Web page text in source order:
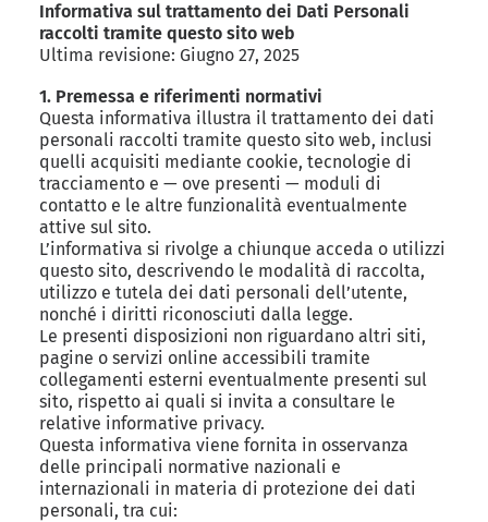
Informativa sul trattamento dei Dati Personali
raccolti tramite questo sito web
Ultima revisione: Giugno 27, 2025
1. Premessa e riferimenti normativi
Questa informativa illustra il trattamento dei dati
personali raccolti tramite questo sito web, inclusi
quelli acquisiti mediante cookie, tecnologie di
tracciamento e — ove presenti — moduli di
contatto e le altre funzionalità eventualmente
attive sul sito.
L’informativa si rivolge a chiunque acceda o utilizzi
questo sito, descrivendo le modalità di raccolta,
utilizzo e tutela dei dati personali dell’utente,
nonché i diritti riconosciuti dalla legge.
Le presenti disposizioni non riguardano altri siti,
pagine o servizi online accessibili tramite
collegamenti esterni eventualmente presenti sul
sito, rispetto ai quali si invita a consultare le
relative informative privacy.
Questa informativa viene fornita in osservanza
delle principali normative nazionali e
internazionali in materia di protezione dei dati
personali, tra cui: